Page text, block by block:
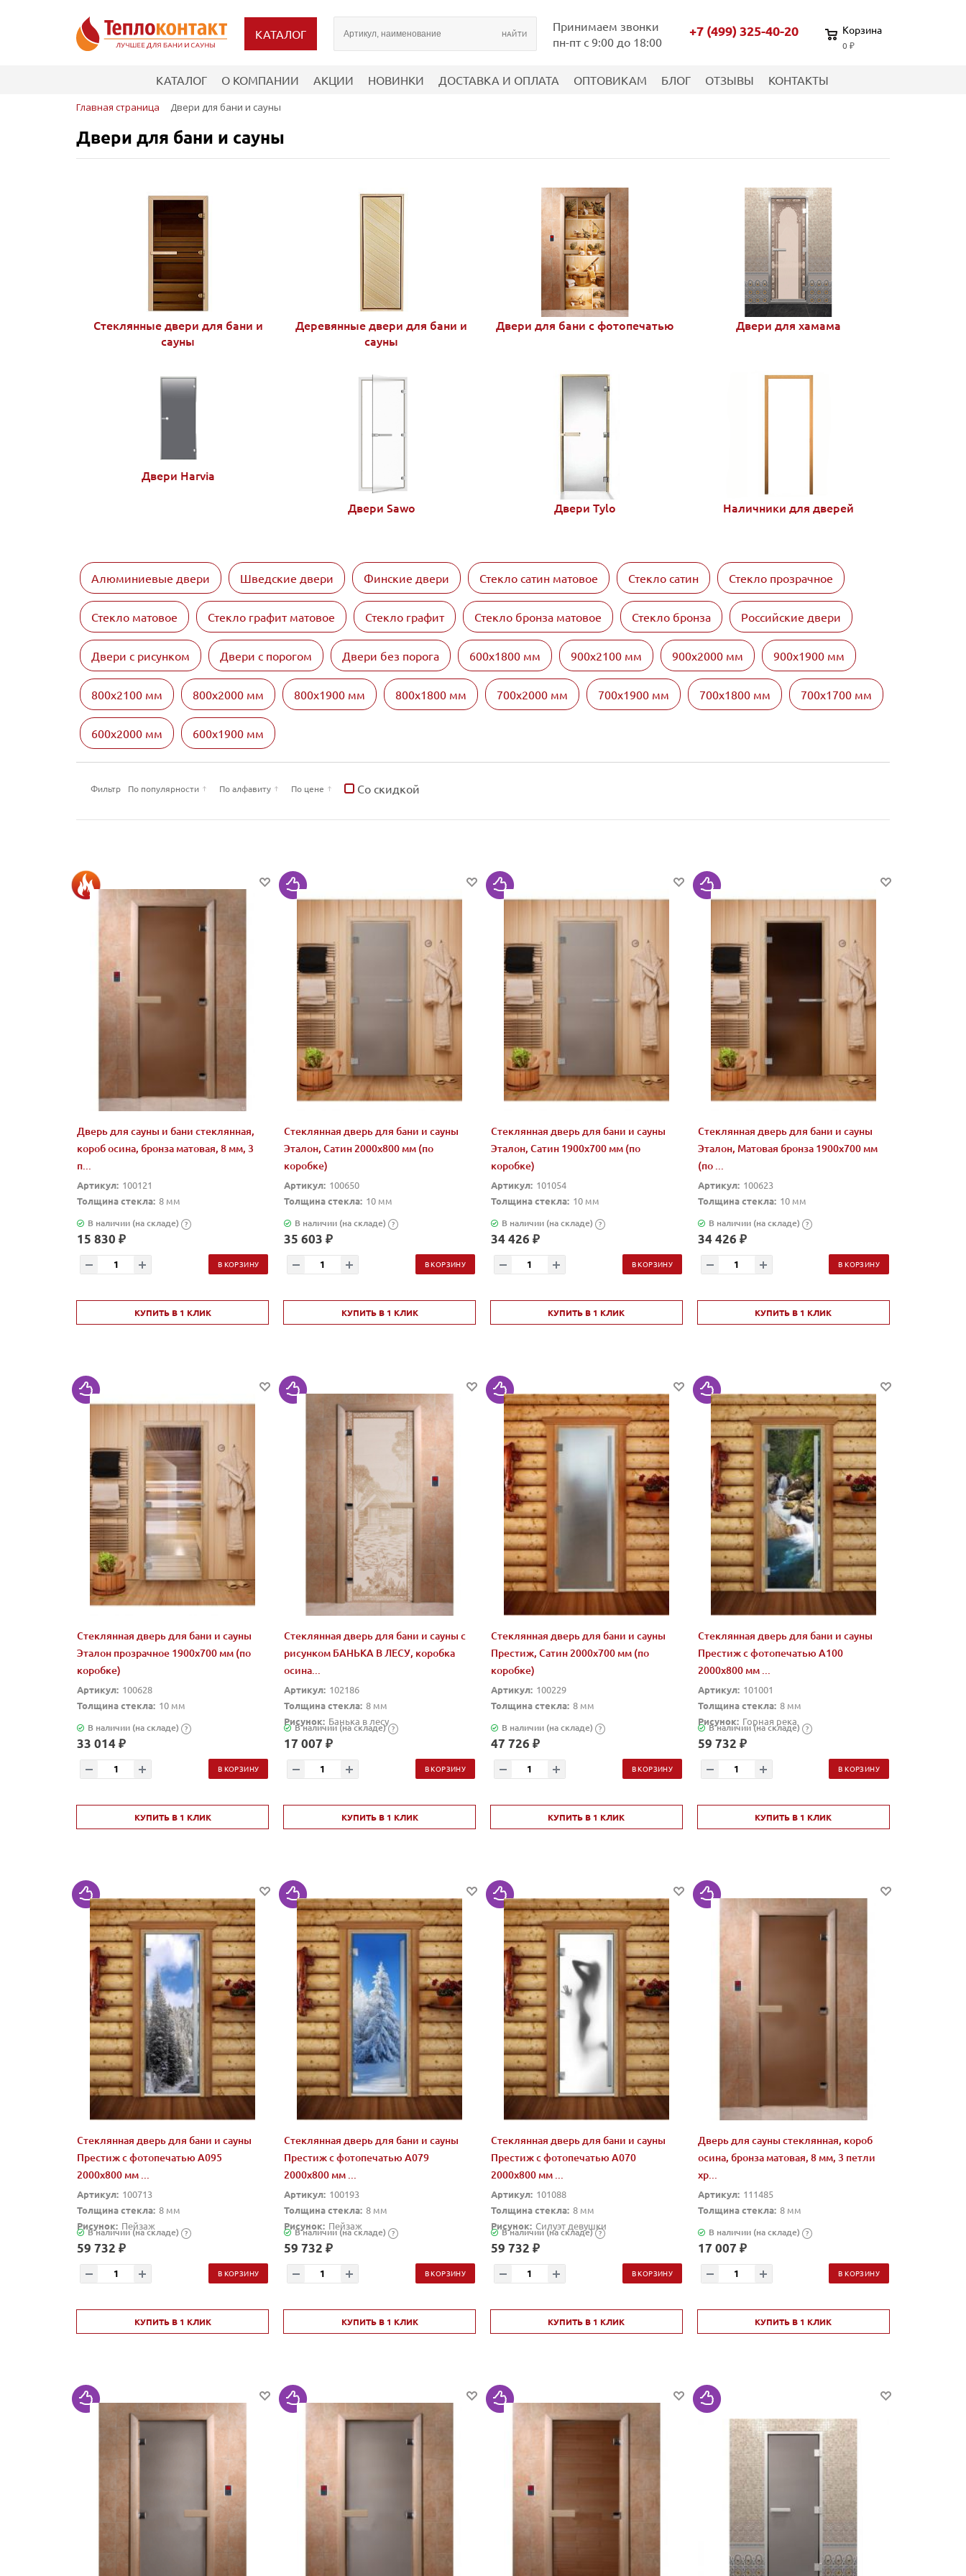
КАТАЛОГ
Принимаем звонки
пн-пт с 9:00 до 18:00
+7 (499) 325-40-20 Корзина
0 ₽
КАТАЛОГ О КОМПАНИИ АКЦИИ НОВИНКИ ДОСТАВКА И ОПЛАТА ОПТОВИКАМ БЛОГ ОТЗЫВЫ КОНТАКТЫ
Главная страница Двери для бани и сауны
Двери для бани и сауны
Стеклянные двери для бани и
сауны
Деревянные двери для бани и
сауны
Двери для бани с фотопечатью Двери для хамама
Двери Harvia
Двери Sawo Двери Tylo Наличники для дверей
Алюминиевые двери Шведские двери Финские двери Стекло сатин матовое Стекло сатин Стекло прозрачное
Стекло матовое Стекло графит матовое Стекло графит Стекло бронза матовое Стекло бронза Российские двери
Двери с рисунком Двери с порогом Двери без порога 600х1800 мм 900х2100 мм 900х2000 мм 900х1900 мм
800х2100 мм 800х2000 мм 800х1900 мм 800х1800 мм 700х2000 мм 700х1900 мм 700х1800 мм 700х1700 мм
600х2000 мм 600х1900 мм
Фильтр По популярности По алфавиту По цене Со скидкой
Дверь для сауны и бани стеклянная,
короб осина, бронза матовая, 8 мм, 3
п...
Артикул: 100121
Толщина стекла: 8 мм
В наличии (на складе) ?
15 830 ₽
В КОРЗИНУ
КУПИТЬ В 1 КЛИК
Стеклянная дверь для бани и сауны
Эталон, Сатин 2000х800 мм (по
коробке)
Артикул: 100650
Толщина стекла: 10 мм
В наличии (на складе) ?
35 603 ₽
В КОРЗИНУ
КУПИТЬ В 1 КЛИК
Стеклянная дверь для бани и сауны
Эталон, Сатин 1900х700 мм (по
коробке)
Артикул: 101054
Толщина стекла: 10 мм
В наличии (на складе) ?
34 426 ₽
В КОРЗИНУ
КУПИТЬ В 1 КЛИК
Стеклянная дверь для бани и сауны
Эталон, Матовая бронза 1900х700 мм
(по ...
Артикул: 100623
Толщина стекла: 10 мм
В наличии (на складе) ?
34 426 ₽
В КОРЗИНУ
КУПИТЬ В 1 КЛИК
Стеклянная дверь для бани и сауны
Эталон прозрачное 1900х700 мм (по
коробке)
Артикул: 100628
Толщина стекла: 10 мм
В наличии (на складе) ?
33 014 ₽
В КОРЗИНУ
КУПИТЬ В 1 КЛИК
Стеклянная дверь для бани и сауны с
рисунком БАНЬКА В ЛЕСУ, коробка
осина...
Артикул: 102186
Толщина стекла: 8 мм
Рисунок: Банька в лесу
В наличии (на складе) ?
17 007 ₽
В КОРЗИНУ
КУПИТЬ В 1 КЛИК
Стеклянная дверь для бани и сауны
Престиж, Сатин 2000x700 мм (по
коробке)
Артикул: 100229
Толщина стекла: 8 мм
В наличии (на складе) ?
47 726 ₽
В КОРЗИНУ
КУПИТЬ В 1 КЛИК
Стеклянная дверь для бани и сауны
Престиж с фотопечатью А100
2000x800 мм ...
Артикул: 101001
Толщина стекла: 8 мм
Рисунок: Горная река
В наличии (на складе) ?
59 732 ₽
В КОРЗИНУ
КУПИТЬ В 1 КЛИК
Стеклянная дверь для бани и сауны
Престиж с фотопечатью А095
2000x800 мм ...
Артикул: 100713
Толщина стекла: 8 мм
Рисунок: Пейзаж
В наличии (на складе) ?
59 732 ₽
В КОРЗИНУ
КУПИТЬ В 1 КЛИК
Стеклянная дверь для бани и сауны
Престиж с фотопечатью А079
2000x800 мм ...
Артикул: 100193
Толщина стекла: 8 мм
Рисунок: Пейзаж
В наличии (на складе) ?
59 732 ₽
В КОРЗИНУ
КУПИТЬ В 1 КЛИК
Стеклянная дверь для бани и сауны
Престиж с фотопечатью А070
2000x800 мм ...
Артикул: 101088
Толщина стекла: 8 мм
Рисунок: Силуэт девушки
В наличии (на складе) ?
59 732 ₽
В КОРЗИНУ
КУПИТЬ В 1 КЛИК
Дверь для сауны стеклянная, короб
осина, бронза матовая, 8 мм, 3 петли
хр...
Артикул: 111485
Толщина стекла: 8 мм
В наличии (на складе) ?
17 007 ₽
В КОРЗИНУ
КУПИТЬ В 1 КЛИК